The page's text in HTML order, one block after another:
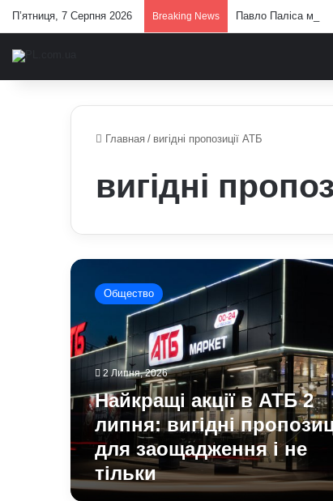
П’ятниця, 7 Серпня 2026 Breaking News Павло Паліса може
Главная / вигідні пропозиції АТБ
вигідні
Найкращі
2
липня:
вигідні
для
заощадження
не
тільки
Общество
2 Липня, 2026
Найкращі акції в АТБ 2
липня: вигідні
для заощадження і не
тільки